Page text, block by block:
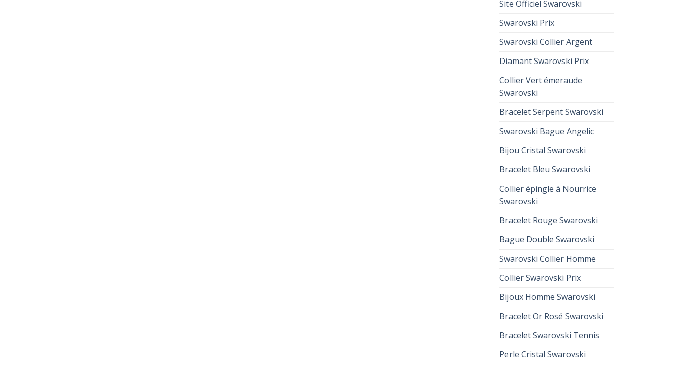
Site Officiel Swarovski
Swarovski Prix
Swarovski Collier Argent
Diamant Swarovski Prix
Collier Vert émeraude
Swarovski
Bracelet Serpent Swarovski
Swarovski Bague Angelic
Bijou Cristal Swarovski
Bracelet Bleu Swarovski
Collier épingle à Nourrice
Swarovski
Bracelet Rouge Swarovski
Bague Double Swarovski
Swarovski Collier Homme
Collier Swarovski Prix
Bijoux Homme Swarovski
Bracelet Or Rosé Swarovski
Bracelet Swarovski Tennis
Perle Cristal Swarovski